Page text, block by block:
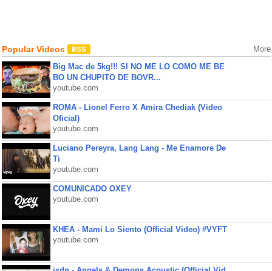
Popular Videos More
Big Mac de 5kg!!! SI NO ME LO COMO ME BE
BO UN CHUPITO DE BOVR...
youtube.com
ROMA - Lionel Ferro X Amira Chediak (Video
Oficial)
youtube.com
Luciano Pereyra, Lang Lang - Me Enamore De
Ti
youtube.com
COMUNICADO OXEY
youtube.com
KHEA - Mami Lo Siento (Official Video) #VYFT
youtube.com